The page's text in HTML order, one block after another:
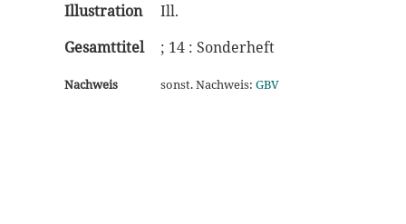
Illustration
Ill.
Gesamttitel
; 14 : Sonderheft
Nachweis sonst. Nachweis: GBV